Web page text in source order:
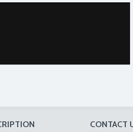
CONTACT